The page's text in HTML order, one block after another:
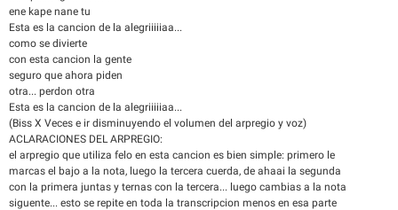
ene kape nane tu
Esta es la cancion de la alegriiiiiaa...
como se divierte
con esta cancion la gente
seguro que ahora piden
otra... perdon otra
Esta es la cancion de la alegriiiiiaa...
(Biss X Veces e ir disminuyendo el volumen del arpregio y voz)
ACLARACIONES DEL ARPREGIO:
el arpregio que utiliza felo en esta cancion es bien simple: primero le
marcas el bajo a la nota, luego la tercera cuerda, de ahaai la segunda
con la primera juntas y ternas con la tercera... luego cambias a la nota
siguente... esto se repite en toda la transcripcion menos en esa parte